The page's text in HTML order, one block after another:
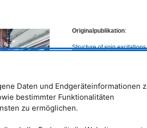
Originalpublikation:
Structure of spin
Li0.8Fe0.2ODFeSe
B. Pan, Y. Shen, D. Hu, Y.
Wang, Y. Hao, H. Wo, Z.
Nature Communications 8
Weitere News
18.05.2016
Daten und Endgeräteinformationen
bestimmter Funktionalitäten
zu ermöglichen.